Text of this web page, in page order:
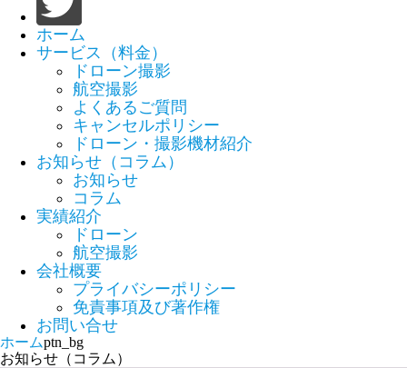
ホーム
サービス（料金）
ドローン撮影
航空撮影
よくあるご質問
キャンセルポリシー
ドローン・撮影機材紹介
お知らせ（コラム）
お知らせ
コラム
実績紹介
ドローン
航空撮影
会社概要
プライバシーポリシー
免責事項及び著作権
お問い合せ
ホームptn_bg
お知らせ（コラム）